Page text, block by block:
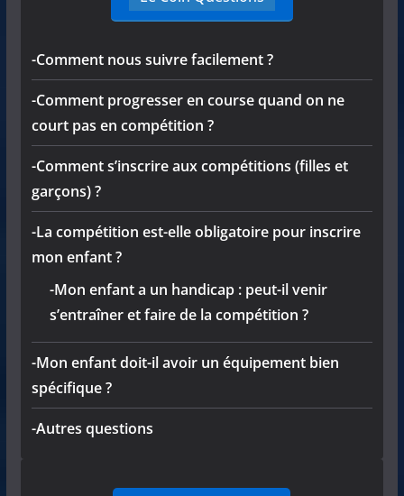
-Comment nous suivre facilement ?
-Comment progresser en course quand on ne
court pas en compétition ?
-Comment s’inscrire aux compétitions (filles et
garçons) ?
-La compétition est-elle obligatoire pour inscrire
mon enfant ?
-Mon enfant a un handicap : peut-il venir
s’entraîner et faire de la compétition ?
-Mon enfant doit-il avoir un équipement bien
spécifique ?
-Autres questions